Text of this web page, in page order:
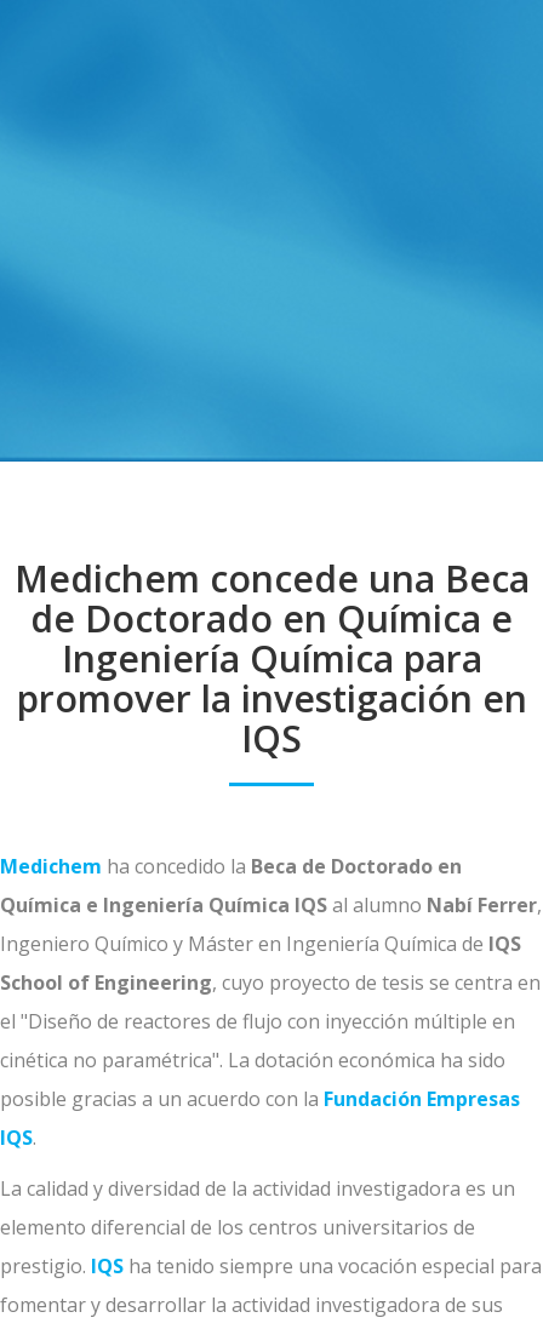
Medichem concede una Beca
de Doctorado en Química e
Ingeniería Química para
promover la investigación en
IQS
Medichem ha concedido la Beca de Doctorado en
Química e Ingeniería Química IQSal alumno Nabí Ferrer,
Ingeniero Químico y Máster en Ingeniería Química de IQS
School of Engineering, cuyo proyecto de tesis se centra en
el "Diseño de reactores de flujo con inyección múltiple en
cinética no paramétrica". La dotación económica ha sido
posible gracias a un acuerdo con la Fundación Empresas
IQS.
La calidad y diversidad de la actividad investigadora es un
elemento diferencial de los centros universitarios de
prestigio. IQS ha tenido siempre una vocación especial para
fomentar y desarrollar la actividad investigadora de sus